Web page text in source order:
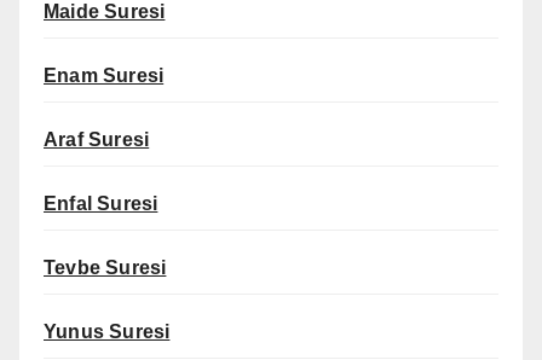
Maide Suresi
Enam Suresi
Araf Suresi
Enfal Suresi
Tevbe Suresi
Yunus Suresi